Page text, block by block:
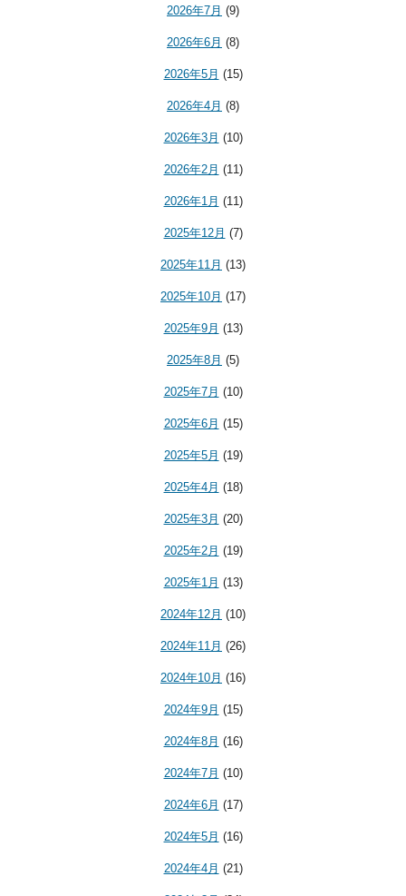
2026年7月 (9)
2026年6月 (8)
2026年5月 (15)
2026年4月 (8)
2026年3月 (10)
2026年2月 (11)
2026年1月 (11)
2025年12月 (7)
2025年11月 (13)
2025年10月 (17)
2025年9月 (13)
2025年8月 (5)
2025年7月 (10)
2025年6月 (15)
2025年5月 (19)
2025年4月 (18)
2025年3月 (20)
2025年2月 (19)
2025年1月 (13)
2024年12月 (10)
2024年11月 (26)
2024年10月 (16)
2024年9月 (15)
2024年8月 (16)
2024年7月 (10)
2024年6月 (17)
2024年5月 (16)
2024年4月 (21)